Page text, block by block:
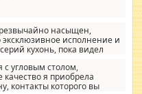
насыщен,
исполнение и
кухонь, пока видел
и что главное -
наворотов удорожающих
с угловым столом,
я приобрела
контакты которого вы